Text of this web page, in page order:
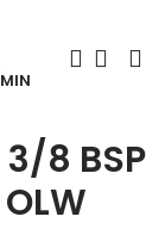
3/8 BSP